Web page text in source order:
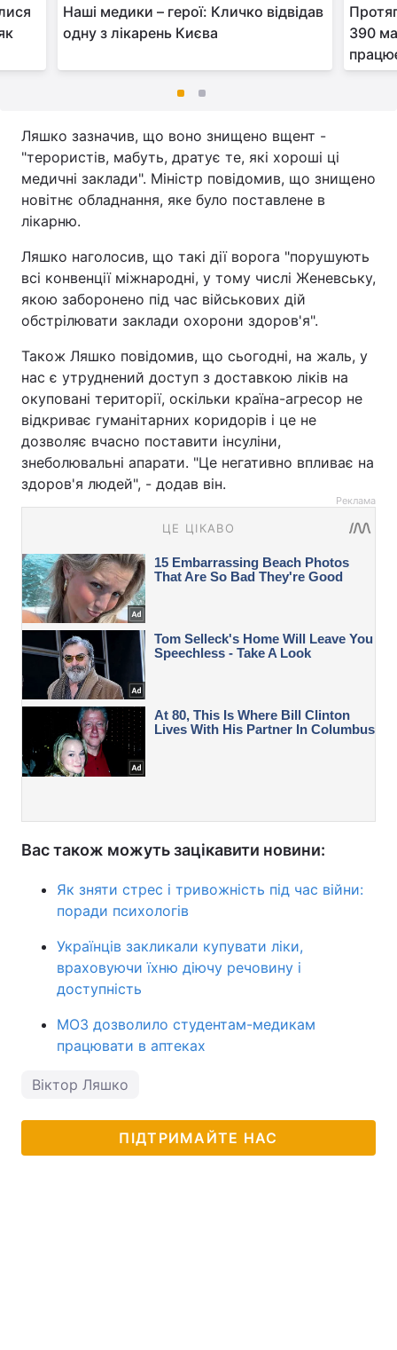
Наші медики – герої: Кличко відвідав
одну з лікарень Києва
390
Ляшко зазначив, що воно знищено вщент -
"терористів, мабуть, дратує те, які хороші ці
медичні заклади". Міністр повідомив, що знищено
новітнє обладнання, яке було поставлене в
лікарню.
Ляшко наголосив, що такі дії ворога "порушують
всі конвенції міжнародні, у тому числі Женевську,
якою заборонено під час військових дій
обстрілювати заклади охорони здоров'я".
Також Ляшко повідомив, що сьогодні, на жаль, у
нас є утруднений доступ з доставкою ліків на
окуповані території, оскільки країна-агресор не
відкриває гуманітарних коридорів і це не
дозволяє вчасно поставити інсуліни,
знеболювальні апарати. "Це негативно впливає на
здоров'я людей", - додав він.
Реклама
Вас також можуть зацікавити новини:
Як зняти стрес і тривожність під час війни:
поради психологів
Українців закликали купувати ліки,
враховуючи їхню діючу речовину і
доступність
МОЗ дозволило студентам-медикам
працювати в аптеках
Віктор Ляшко
ПІДТРИМАЙТЕ НАС